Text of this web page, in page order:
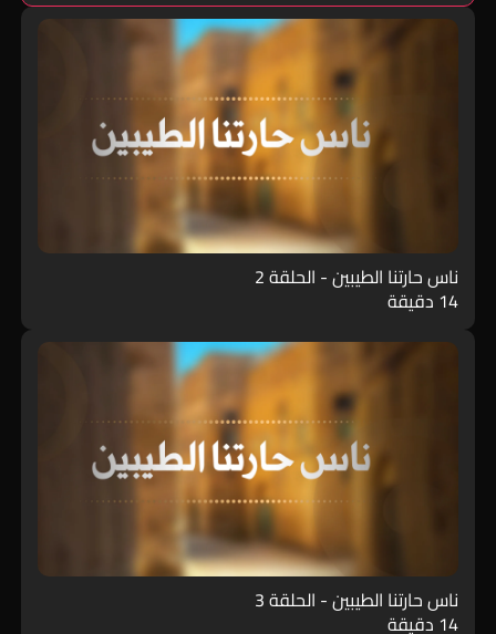
ناس حارتنا الطيبين - الحلقة 2
14 دقيقة
ناس حارتنا الطيبين - الحلقة 3
14 دقيقة